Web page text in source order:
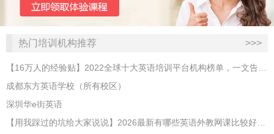
热门培训机构推荐 >>>
【16万人的经验贴】2022全球十大英语培训平台机构榜单，一文告诉你
成都东方英语学校（所有校区）
深圳华e街英语
【用我踩过的坑给大家说说】2026最新有哪些英语外教网课比较好？哪家性价比高？